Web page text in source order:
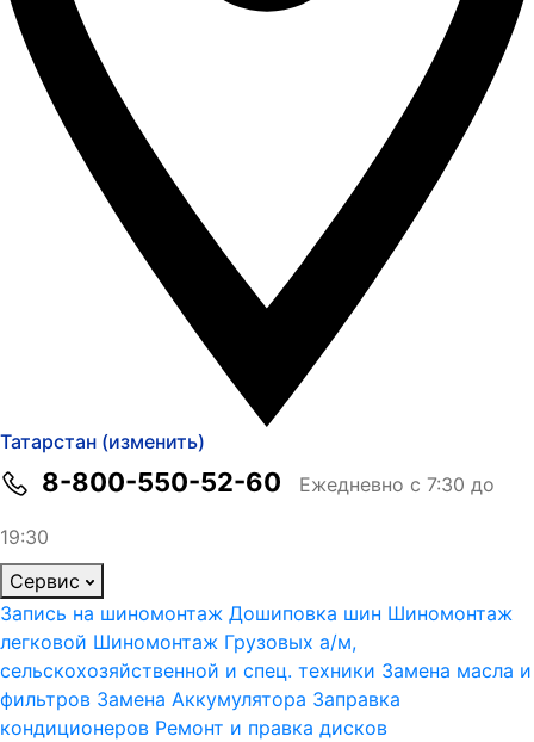
Татарстан (изменить)
8-800-550-52-60 Ежедневно с 7:30 до
19:30
Сервис
Запись на шиномонтаж Дошиповка шин Шиномонтаж
легковой Шиномонтаж Грузовых а/м,
сельскохозяйственной и спец. техники Замена масла и
фильтров Замена Аккумулятора Заправка
кондиционеров Ремонт и правка дисков